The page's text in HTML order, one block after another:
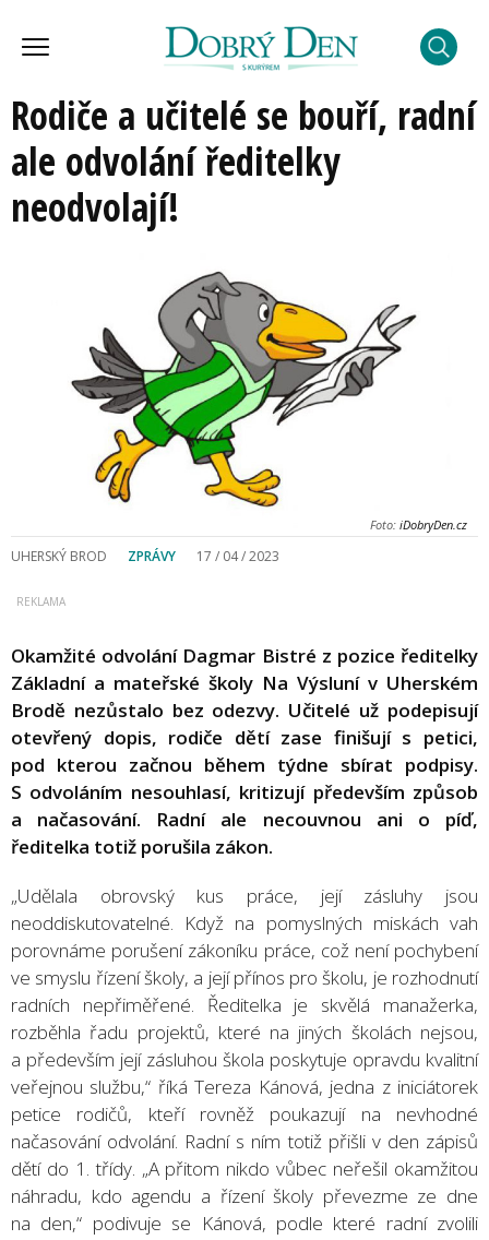
Rodiče a učitelé se bouří, radní
ale odvolání ředitelky
neodvolají!
Foto: iDobryDen.cz
UHERSKÝ BROD ZPRÁVY 17 / 04 / 2023
Okamžité odvolání Dagmar Bistré z pozice ředitelky
Základní a mateřské školy Na Výsluní v Uherském
Brodě nezůstalo bez odezvy. Učitelé už podepisují
otevřený dopis, rodiče dětí zase finišují s petici,
pod kterou začnou během týdne sbírat podpisy.
S odvoláním nesouhlasí, kritizují především způsob
a načasování. Radní ale necouvnou ani o píď,
ředitelka totiž porušila zákon.
„Udělala obrovský kus práce, její zásluhy jsou
neoddiskutovatelné. Když na pomyslných miskách vah
porovnáme porušení zákoníku práce, což není pochybení
ve smyslu řízení školy, a její přínos pro školu, je rozhodnutí
radních nepřiměřené. Ředitelka je skvělá manažerka,
rozběhla řadu projektů, které na jiných školách nejsou,
a především její zásluhou škola poskytuje opravdu kvalitní
veřejnou službu,“ říká Tereza Kánová, jedna z iniciátorek
petice rodičů, kteří rovněž poukazují na nevhodné
načasování odvolání. Radní s ním totiž přišli v den zápisů
dětí do 1. třídy. „A přitom nikdo vůbec neřešil okamžitou
náhradu, kdo agendu a řízení školy převezme ze dne
na den,“ podivuje se Kánová, podle které radní zvolili